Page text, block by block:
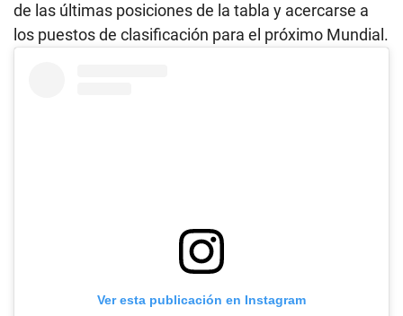
de las últimas posiciones de la tabla y acercarse a
los puestos de clasificación para el próximo Mundial.
Ver esta publicación en Instagram